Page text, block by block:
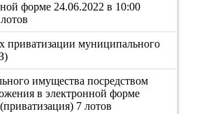
форме 24.06.2022 в 10:00
приватизации муниципального
имущества посредством
в электронной форме
7 лотов